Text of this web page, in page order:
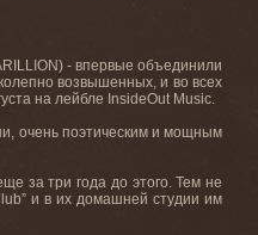
- впервые объединили
возвышенных, и во всех
на лейбле InsideOut Music.
очень поэтическим и мощным
за три года до этого. Тем не
и в их домашней студии им